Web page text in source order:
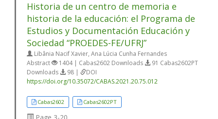
Historia de un centro de memoria e
historia de la educación: el Programa de
Estudios y Documentación Educación y
Sociedad “PROEDES-FE/UFRJ”
Libânia Nacif Xavier, Ana Lúcia Cunha Fernandes
Abstract
1404 | Cabas2602 Downloads
91 Cabas2602PT
Downloads
98 |
DOI
https://doi.org/10.35072/CABAS.2021.20.75.012
Cabas2602 Cabas2602PT